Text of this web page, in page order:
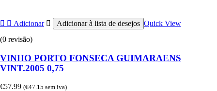
Adicionar Adicionar à lista de desejos Quick View
(0 revisão)
VINHO PORTO FONSECA GUIMARAENS
VINT.2005 0,75
€57.99 (€47.15 sem iva)